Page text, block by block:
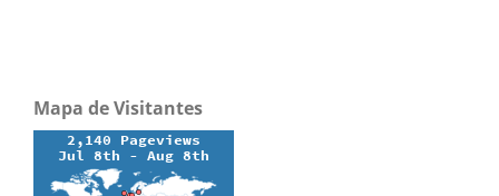
Mapa de Visitantes